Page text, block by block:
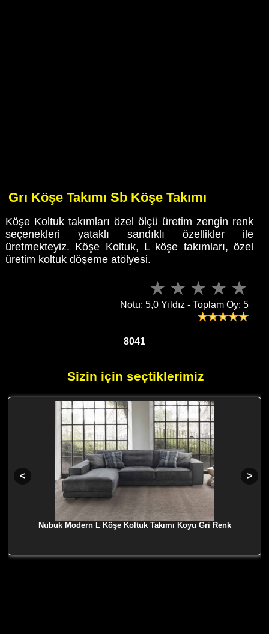
Grı Köşe Takımı Sb Köşe Takımı
Köşe Koltuk takımları özel ölçü üretim zengin renk
seçenekleri yataklı sandıklı özellikler ile
üretmekteyiz. Köşe Koltuk, L köşe takımları, özel
üretim koltuk döşeme atölyesi.
Notu: 5,0 Yıldız - Toplam Oy: 5
8041
Sizin için seçtiklerimiz
Nubuk Modern L Köşe Koltuk Takımı Koyu Gri Renk